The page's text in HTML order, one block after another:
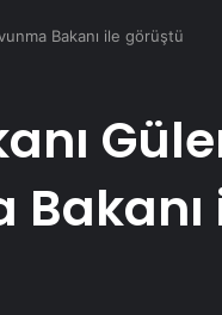
Bakanı ile görüştü